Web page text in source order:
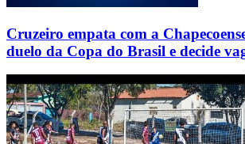
Cruzeiro empata com a
duelo da Copa do Brasil e decide